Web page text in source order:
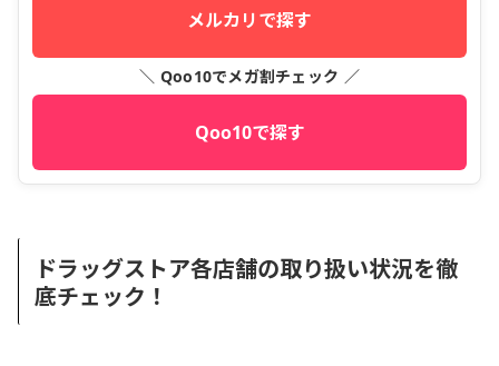
メルカリで探す
＼ Qoo10でメガ割チェック ／
Qoo10で探す
ドラッグストア各店舗の取り扱い状況を徹
底チェック！